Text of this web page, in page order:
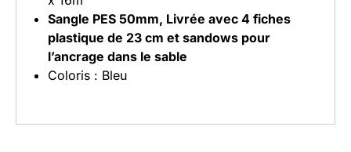
Sangle PES 50mm, Livrée avec 4 fiches
plastique de 23 cm et sandows pour
l’ancrage dans le sable
Coloris : Bleu